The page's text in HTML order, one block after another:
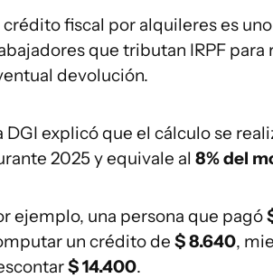
que tributan IRPF
devolución.
DGI explicó que el cálculo se
2025 y equivale al 8% del
ejemplo, una persona que pagó
un crédito de $ 8.640,
$ 14.400.